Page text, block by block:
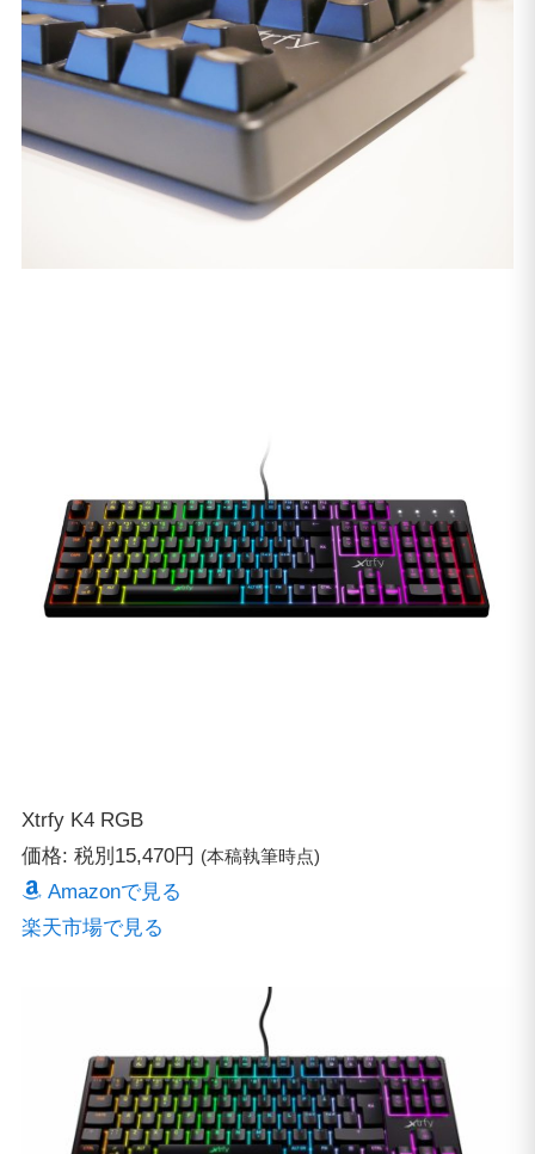
Xtrfy K4 RGB
価格: 税別15,470円 (本稿執筆時点)
Amazonで見る
楽天市場で見る